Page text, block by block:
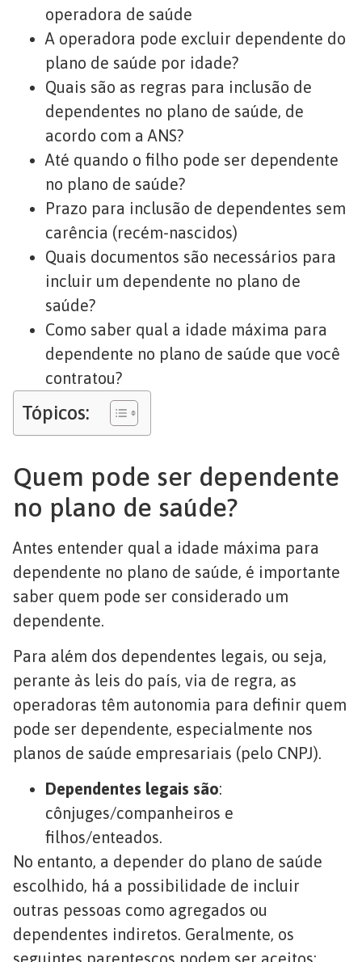
operadora de saúde
A operadora pode excluir dependente do
plano de saúde por idade?
Quais são as regras para inclusão de
dependentes no plano de saúde, de
acordo com a ANS?
Até quando o filho pode ser dependente
no plano de saúde?
Prazo para inclusão de dependentes sem
carência (recém-nascidos)
Quais documentos são necessários para
incluir um dependente no plano de
saúde?
Como saber qual a idade máxima para
dependente no plano de saúde que você
contratou?
Tópicos:
Quem pode ser dependente
no plano de saúde?
Antes entender qual a idade máxima para
dependente no plano de saúde, é importante
saber quem pode ser considerado um
dependente.
Para além dos dependentes legais, ou seja,
perante às leis do país, via de regra, as
operadoras têm autonomia para definir quem
pode ser dependente, especialmente nos
planos de saúde empresariais (pelo CNPJ).
Dependentes legais são:
cônjuges/companheiros e
filhos/enteados.
No entanto, a depender do plano de saúde
escolhido, há a possibilidade de incluir
outras pessoas como agregados ou
dependentes indiretos. Geralmente, os